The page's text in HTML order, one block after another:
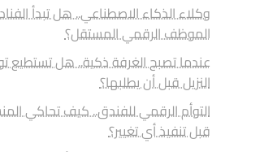
وكلاء الذكاء الاصطناعي.. هل تبدأ
الموظف الرقمي المستقل؟
عندما تصبح الغرفة ذكية.. هل تستطيع
النزيل قبل أن يطلبها؟
التوأم الرقمي للفندق.. كيف تحاكي
قبل تنفيذ أي تغيير؟